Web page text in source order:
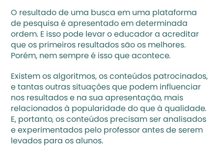
O resultado de uma busca em uma plataforma
de pesquisa é apresentado em determinada
ordem. E isso pode levar o educador a acreditar
que os primeiros resultados são os melhores.
Porém, nem sempre é isso que acontece.
Existem os algoritmos, os conteúdos patrocinados,
e tantas outras situações que podem influenciar
nos resultados e na sua apresentação, mais
relacionados à popularidade do que à qualidade.
E, portanto, os conteúdos precisam ser analisados
e experimentados pelo professor antes de serem
levados para os alunos.